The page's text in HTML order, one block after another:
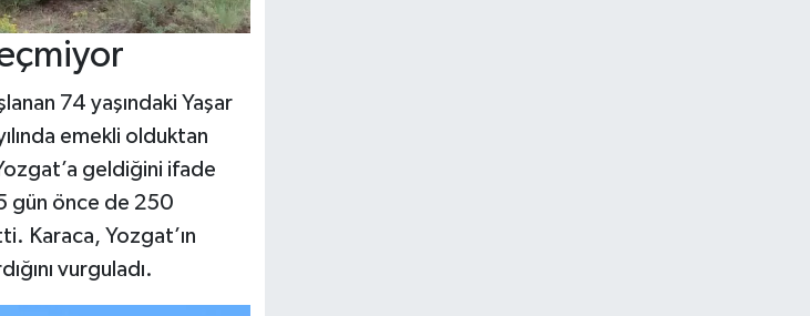
74 yaşındaki Yaşar
emekli olduktan
Yozgat’a geldiğini ifade
gün önce de 250
Karaca, Yozgat’ın
vurguladı.